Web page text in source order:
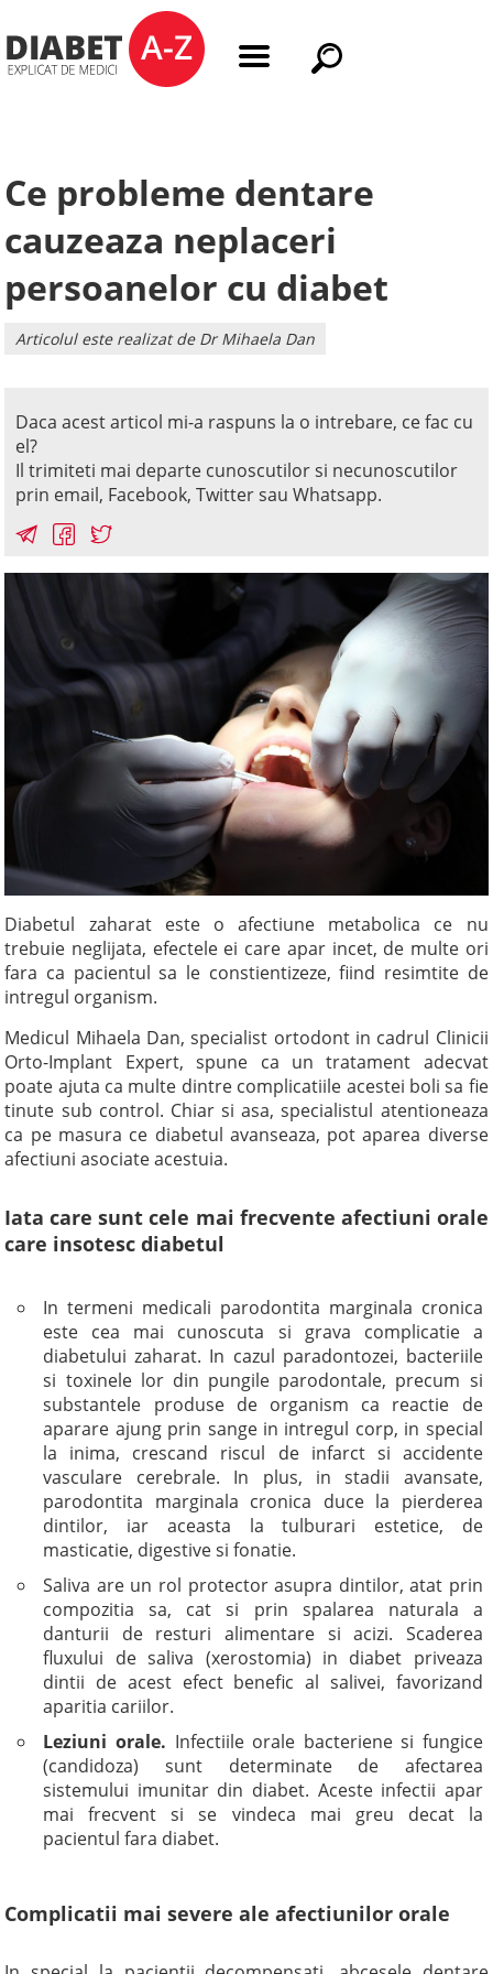
Ce probleme dentare
cauzeaza neplaceri
persoanelor cu diabet
Articolul este realizat de Dr Mihaela Dan
Daca acest articol mi-a raspuns la o intrebare, ce fac cu
el?
Il trimiteti mai departe cunoscutilor si necunoscutilor
prin email, Facebook, Twitter sau Whatsapp.
Diabetul zaharat este o afectiune metabolica ce nu
trebuie neglijata, efectele ei care apar incet, de multe ori
fara ca pacientul sa le constientizeze, fiind resimtite de
intregul organism.
Medicul Mihaela Dan, specialist ortodont in cadrul Clinicii
Orto-Implant Expert, spune ca un tratament adecvat
poate ajuta ca multe dintre complicatiile acestei boli sa fie
tinute sub control. Chiar si asa, specialistul atentioneaza
ca pe masura ce diabetul avanseaza, pot aparea diverse
afectiuni asociate acestuia.
Iata care sunt cele mai frecvente afectiuni orale
care insotesc diabetul
In termeni medicali parodontita marginala cronica
este cea mai cunoscuta si grava complicatie a
diabetului zaharat. In cazul paradontozei, bacteriile
si toxinele lor din pungile parodontale, precum si
substantele produse de organism ca reactie de
aparare ajung prin sange in intregul corp, in special
la inima, crescand riscul de infarct si accidente
vasculare cerebrale. In plus, in stadii avansate,
parodontita marginala cronica duce la pierderea
dintilor, iar aceasta la tulburari estetice, de
masticatie, digestive si fonatie.
Saliva are un rol protector asupra dintilor, atat prin
compozitia sa, cat si prin spalarea naturala a
danturii de resturi alimentare si acizi. Scaderea
fluxului de saliva (xerostomia) in diabet priveaza
dintii de acest efect benefic al salivei, favorizand
aparitia cariilor.
Leziuni orale. Infectiile orale bacteriene si fungice
(candidoza) sunt determinate de afectarea
sistemului imunitar din diabet. Aceste infectii apar
mai frecvent si se vindeca mai greu decat la
pacientul fara diabet.
Complicatii mai severe ale afectiunilor orale